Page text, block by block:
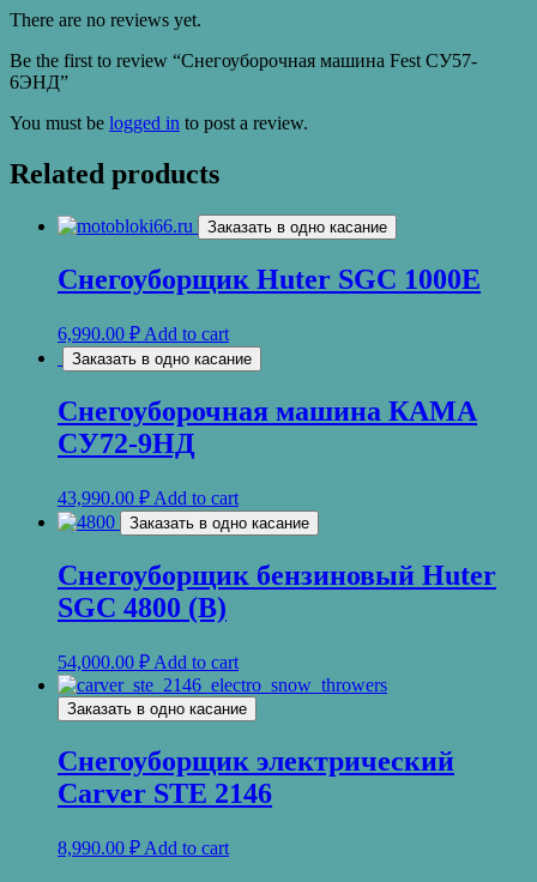
There are no reviews yet.
Be the first to review “Снегоуборочная машина Fest СУ57-
6ЭНД”
You must be logged in to post a review.
Related products
Заказать в одно касание
Снегоуборщик Huter SGC 1000Е
6,990.00 ₽ Add to cart
Заказать в одно касание
Снегоуборочная машина КАМА
СУ72-9НД
43,990.00 ₽ Add to cart
Заказать в одно касание
Снегоуборщик бензиновый Huter
SGC 4800 (В)
54,000.00 ₽ Add to cart
Заказать в одно касание
Снегоуборщик электрический
Carver STE 2146
8,990.00 ₽ Add to cart